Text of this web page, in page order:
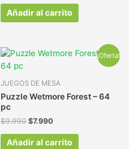
Añadir al carrito
¡Oferta!
JUEGOS DE MESA
Puzzle Wetmore Forest – 64
pc
$9.990 $7.990
Añadir al carrito